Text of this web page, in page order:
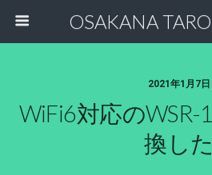
OSAKANA
2021年1月7日
WiFi6対応のWSR-
換した